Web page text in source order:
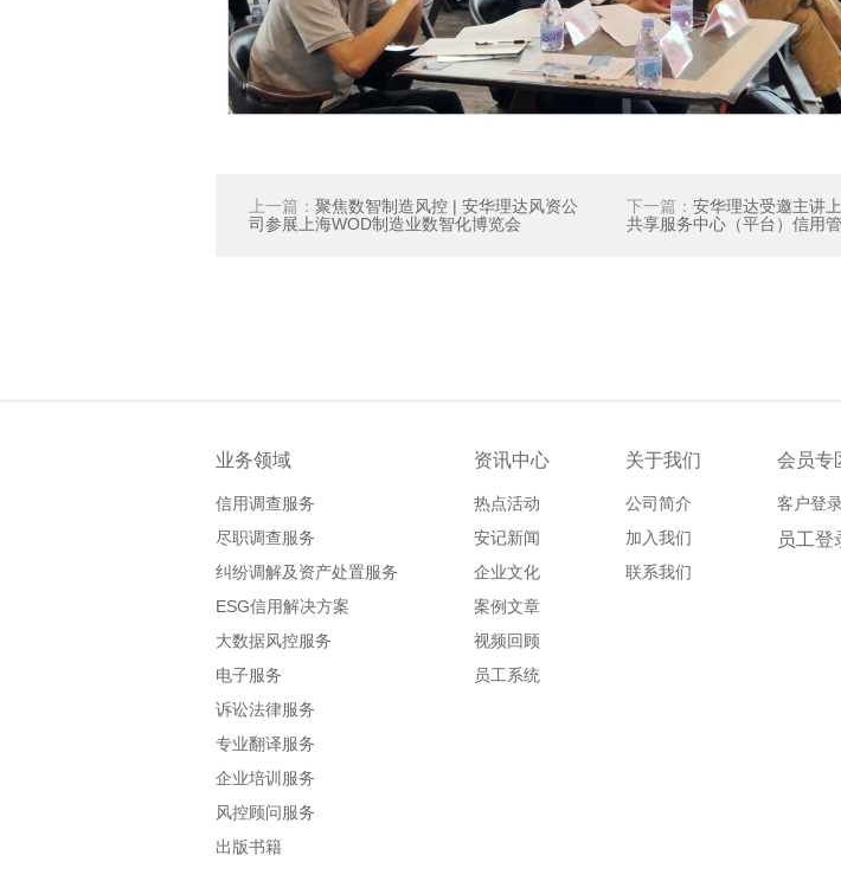
上一篇： 聚焦数智制造风控 | 安华理达风资公
司参展上海WOD制造业数智化博览会
下一篇： 安华理达受邀主讲
共享服务中心（平台）信用
业务领域
信用调查服务
尽职调查服务
纠纷调解及资产处置服务
ESG信用解决方案
大数据风控服务
电子服务
诉讼法律服务
专业翻译服务
企业培训服务
风控顾问服务
出版书籍
资讯中心
热点活动
安记新闻
企业文化
案例文章
视频回顾
员工系统
关于我们
公司简介
加入我们
联系我们
会员专
客户登
员工登